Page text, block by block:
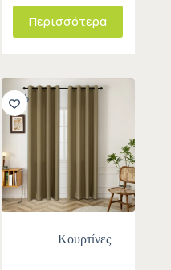
Περισσότερα
-10%
Κουρτίνες